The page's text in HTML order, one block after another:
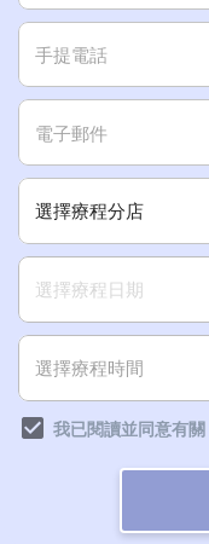
我已閱讀並同意有關